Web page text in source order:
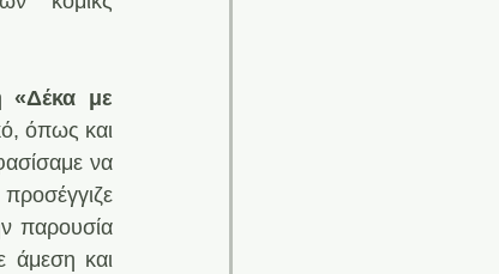
«Δέκα με
όπως και
να
παρουσία
άμεση και